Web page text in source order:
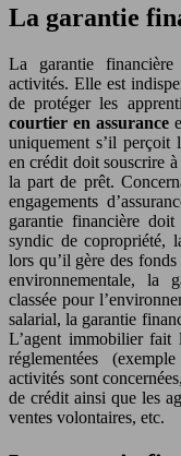
La garantie
La garantie
activités. Elle est
de protéger les
courtier en assurance
uniquement s’il perçoit
en crédit doit souscrire
la part de prêt.
engagements
garantie financière
syndic de copropriété,
lors qu’il gère des
environnementale, la
classée pour
salarial, la garantie
L’agent immobilier fait
réglementées
activités sont
de crédit ainsi que les
ventes volontaires, etc.